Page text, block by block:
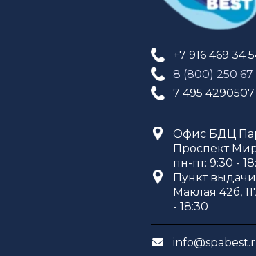
+7 916 469 34
8 (800) 250
7 495 4290507
Офис БДЦ
Проспект
пн-пт: 9:30 -
Пункт
Маклая 42б,
- 18:30